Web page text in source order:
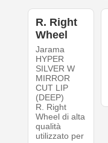
R. Right
Wheel
Jarama
HYPER
SILVER W
MIRROR
CUT LIP
(DEEP)
R. Right
Wheel di alta
qualità
utilizzato per